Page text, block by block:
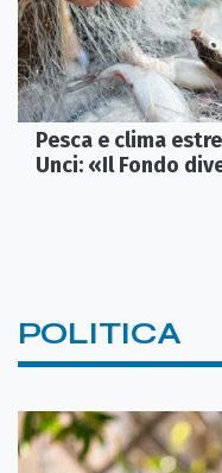
Pesca e clima
Unci: «Il Fondo
POLITICA